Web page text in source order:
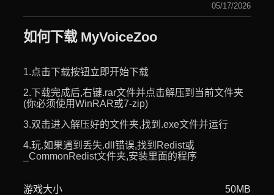
05/17/2026
如何下载 MyVoiceZoo
1.点击下载按钮立即开始下载
2.下载完成后,右键.rar文件并点击解压到当前文件夹
(你必须使用WinRAR或7-zip)
3.双击进入解压好的文件夹,找到.exe文件并运行
4.玩.如果遇到丢失.dll错误,找到Redist或
_CommonRedist文件夹,安装里面的程序
游戏大小 50MB